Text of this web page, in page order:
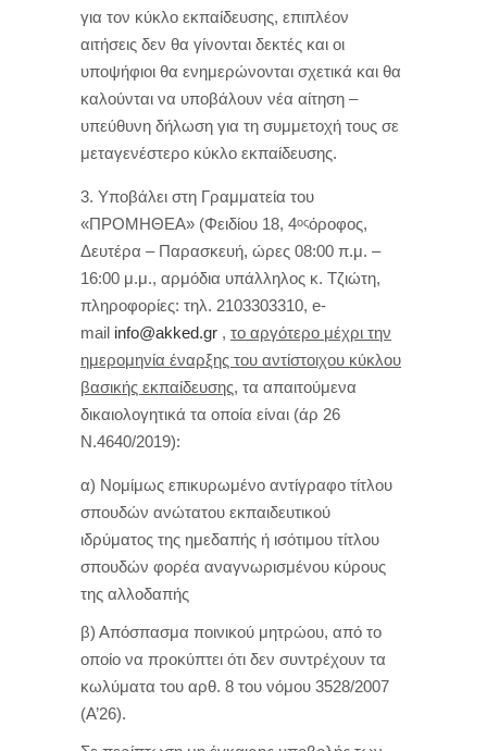
για τον κύκλο εκπαίδευσης, επιπλέον
αιτήσεις δεν θα γίνονται δεκτές και οι
υποψήφιοι θα ενημερώνονται σχετικά και θα
καλούνται να υποβάλουν νέα αίτηση –
υπεύθυνη δήλωση για τη συμμετοχή τους σε
μεταγενέστερο κύκλο εκπαίδευσης.
Υποβάλει στη Γραμματεία του
«ΠΡΟΜΗΘΕΑ» (Φειδίου 18, 4οςόροφος,
Δευτέρα – Παρασκευή, ώρες 08:00 π.μ. –
16:00 μ.μ., αρμόδια υπάλληλος κ. Τζιώτη,
πληροφορίες: τηλ. 2103303310, e-
mail info@akked.gr , το αργότερο μέχρι την
ημερομηνία έναρξης του αντίστοιχου κύκλου
βασικής εκπαίδευσης, τα απαιτούμενα
δικαιολογητικά τα οποία είναι (άρ 26
Ν.4640/2019):
α) Νομίμως επικυρωμένο αντίγραφο τίτλου
σπουδών ανώτατου εκπαιδευτικού
ιδρύματος της ημεδαπής ή ισότιμου τίτλου
σπουδών φορέα αναγνωρισμένου κύρους
της αλλοδαπής
β) Απόσπασμα ποινικού μητρώου, από το
οποίο να προκύπτει ότι δεν συντρέχουν τα
κωλύματα του αρθ. 8 του νόμου 3528/2007
(Α’26).